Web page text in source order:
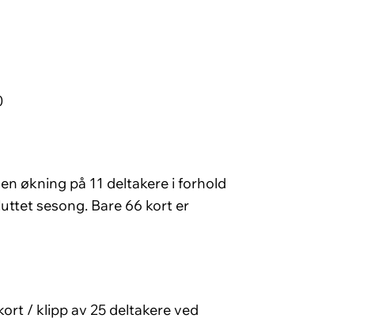
økning på 11 deltakere i forhold
sesong. Bare 66 kort er
/ klipp av 25 deltakere ved